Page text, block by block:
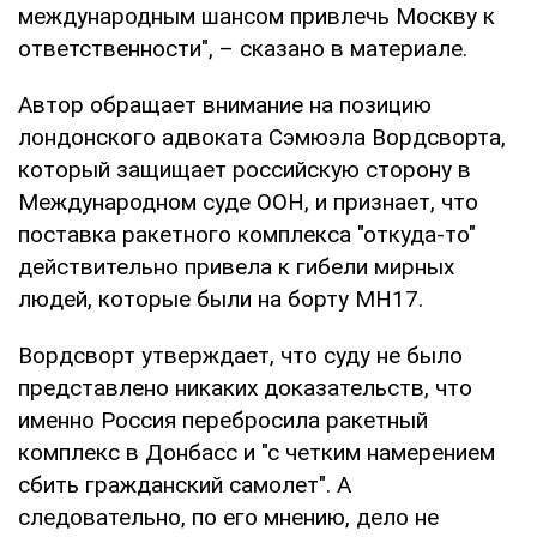
международным шансом привлечь Москву к
ответственности", – сказано в материале.
Автор обращает внимание на позицию
лондонского адвоката Сэмюэла Вордсворта,
который защищает российскую сторону в
Международном суде ООН, и признает, что
поставка ракетного комплекса "откуда-то"
действительно привела к гибели мирных
людей, которые были на борту MH17.
Вордсворт утверждает, что суду не было
представлено никаких доказательств, что
именно Россия перебросила ракетный
комплекс в Донбасс и "с четким намерением
сбить гражданский самолет". А
следовательно, по его мнению, дело не